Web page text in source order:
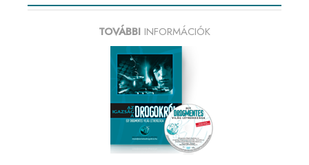
TOVÁBBI INFORMÁCIÓK